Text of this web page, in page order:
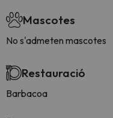
Mascotes
No s'admeten mascotes
Restauració
Barbacoa